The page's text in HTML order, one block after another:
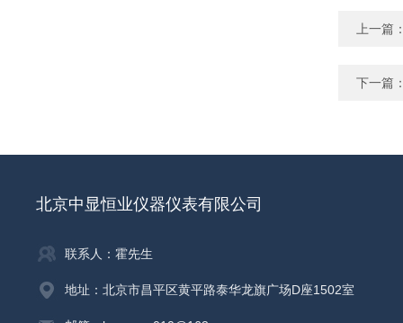
上一篇
下一篇
北京中显恒业仪器仪表有限公司
联系人：霍先生
地址：北京市昌平区黄平路泰华龙旗广场D座1502室